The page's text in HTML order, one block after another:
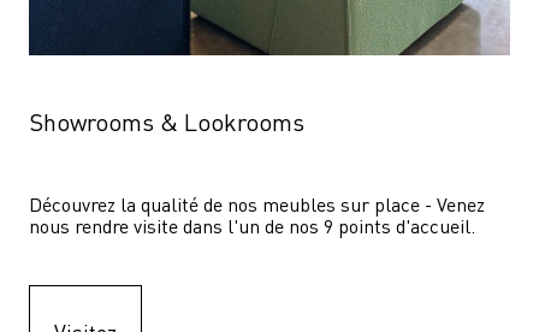
Showrooms & Lookrooms
Découvrez la qualité de nos meubles sur place - Venez
nous rendre visite dans l'un de nos 9 points d'accueil.